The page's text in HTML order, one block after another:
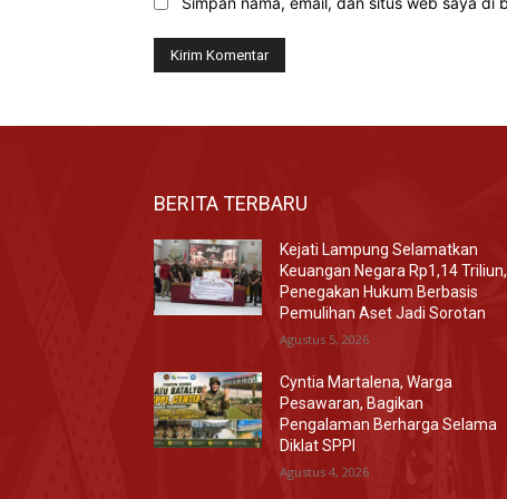
BERITA TERBARU
Kejati Lampung Selamatkan
Keuangan Negara Rp1,14 Triliun,
Penegakan Hukum Berbasis
Pemulihan Aset Jadi Sorotan
Agustus 5, 2026
Cyntia Martalena, Warga
Pesawaran, Bagikan
Pengalaman Berharga Selama
Diklat SPPI
Agustus 4, 2026